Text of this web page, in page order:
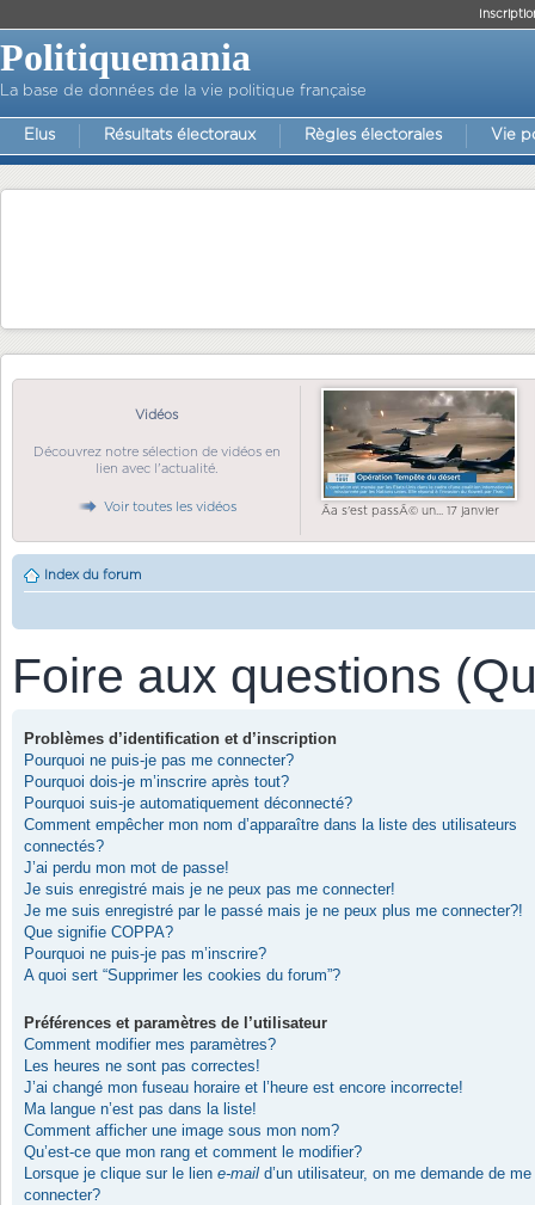
Politiquemania
La base de données de la vie politique française
Elus Résultats électoraux Règles électorales Vie
Vidéos
Découvrez notre sélection de vidéos en
lien avec l'actualité.
Voir toutes les vidéos Ãa s'est passÃ© un... 17 janvier
Index du forum
Foire aux questions
Problèmes d’identification et d’inscription
Pourquoi ne puis-je pas me connecter?
Pourquoi dois-je m’inscrire après tout?
Pourquoi suis-je automatiquement déconnecté?
Comment empêcher mon nom d’apparaître dans la liste des utilisateurs
connectés?
J’ai perdu mon mot de passe!
Je suis enregistré mais je ne peux pas me connecter!
Je me suis enregistré par le passé mais je ne peux plus me connecter?!
Que signifie COPPA?
Pourquoi ne puis-je pas m’inscrire?
A quoi sert “Supprimer les cookies du forum”?
Préférences et paramètres de l’utilisateur
Comment modifier mes paramètres?
Les heures ne sont pas correctes!
J’ai changé mon fuseau horaire et l’heure est encore incorrecte!
Ma langue n’est pas dans la liste!
Comment afficher une image sous mon nom?
Qu’est-ce que mon rang et comment le modifier?
Lorsque je clique sur le lien e-mail d’un utilisateur, on me demande de me
connecter?